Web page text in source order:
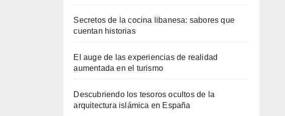
Secretos de la cocina libanesa: sabores que
cuentan historias
El auge de las experiencias de realidad
aumentada en el turismo
Descubriendo los tesoros ocultos de la
arquitectura islámica en España